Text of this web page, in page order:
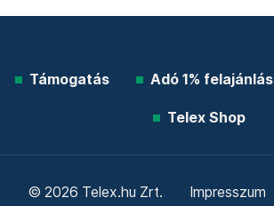
Támogatás Adó 1% felajánlás
Telex Shop
© 2026 Telex.hu Zrt. Impresszum